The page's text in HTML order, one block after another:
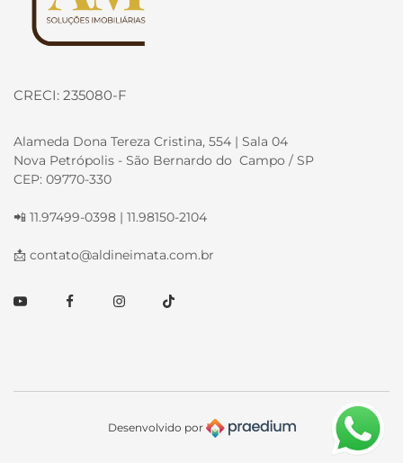
CRECI: 235080-F
Alameda Dona Tereza Cristina, 554 | Sala 04
Nova Petrópolis - São Bernardo do Campo / SP
CEP: 09770-330
📲 11.97499-0398 | 11.98150-2104
📩 contato@aldineimata.com.br
YoutubeFacebookInstagramTikTok
Desenvolvido por